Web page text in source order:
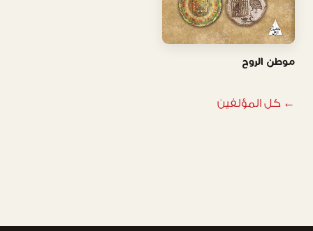
موطن الروح
← كل المؤلفين